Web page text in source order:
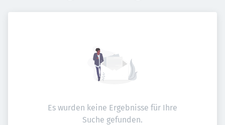
Es wurden keine Ergebnisse für Ihre
Suche gefunden.